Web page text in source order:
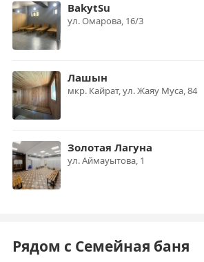
BakytSu
ул. Омарова, 16/3
Лашын
мкр. Кайрат, ​ул. Жаяу Муса, 84
Золотая Лагуна
ул. Аймауытова, 1
Рядом с Семейная баня